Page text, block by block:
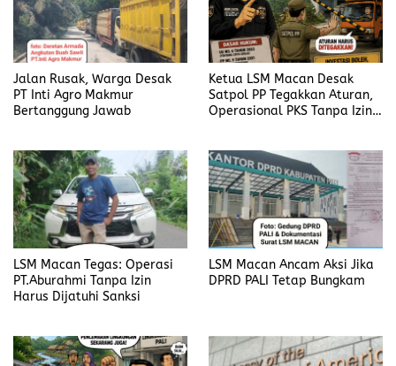
Jalan Rusak, Warga Desak
PT Inti Agro Makmur
Bertanggung Jawab
Ketua LSM Macan Desak
Satpol PP Tegakkan Aturan,
Operasional PKS Tanpa Izin
LSM Macan Tegas: Operasi
PT.Aburahmi Tanpa Izin
Harus Dijatuhi Sanksi
LSM Macan Ancam Aksi Jika
DPRD PALI Tetap Bungkam